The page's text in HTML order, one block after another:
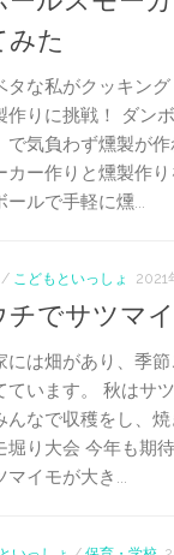
みた
タな私がクッキン
作りに挑戦！ ダン
で気負わず燻製が
カー作りと燻製作
ールで手軽に燻...
/ こどもといっしょ 2021
チでサツマ
には畑があり、季
ています。 秋はサ
んなで収穫をし、
堀り大会 今年も期
マイモが大き...